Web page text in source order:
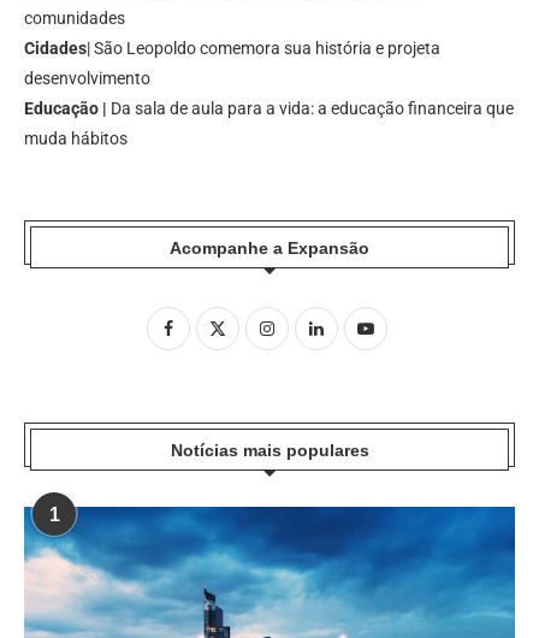
comunidades
Cidades| São Leopoldo comemora sua história e projeta
desenvolvimento
Educação | Da sala de aula para a vida: a educação financeira que
muda hábitos
Acompanhe a Expansão
Notícias mais populares
1